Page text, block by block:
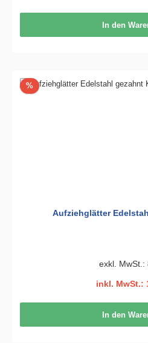
In den
%Rabatt
Aufziehglätter
exkl. MwSt.:
inkl. MwSt.:
In den